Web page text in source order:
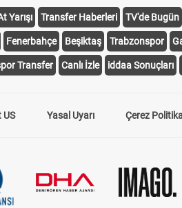
Yarışı Transfer Haberleri TV'de Bugün
Fenerbahçe Beşiktaş Trabzonspor
Transfer Canlı İzle iddaa Sonuçları
US Yasal Uyarı Çerez